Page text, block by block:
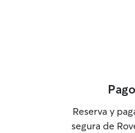
Reserva y
segura de